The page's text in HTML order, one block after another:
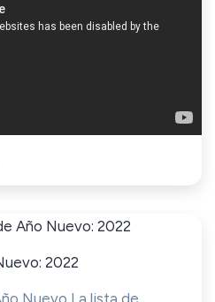
2022
Nuevo La lista de